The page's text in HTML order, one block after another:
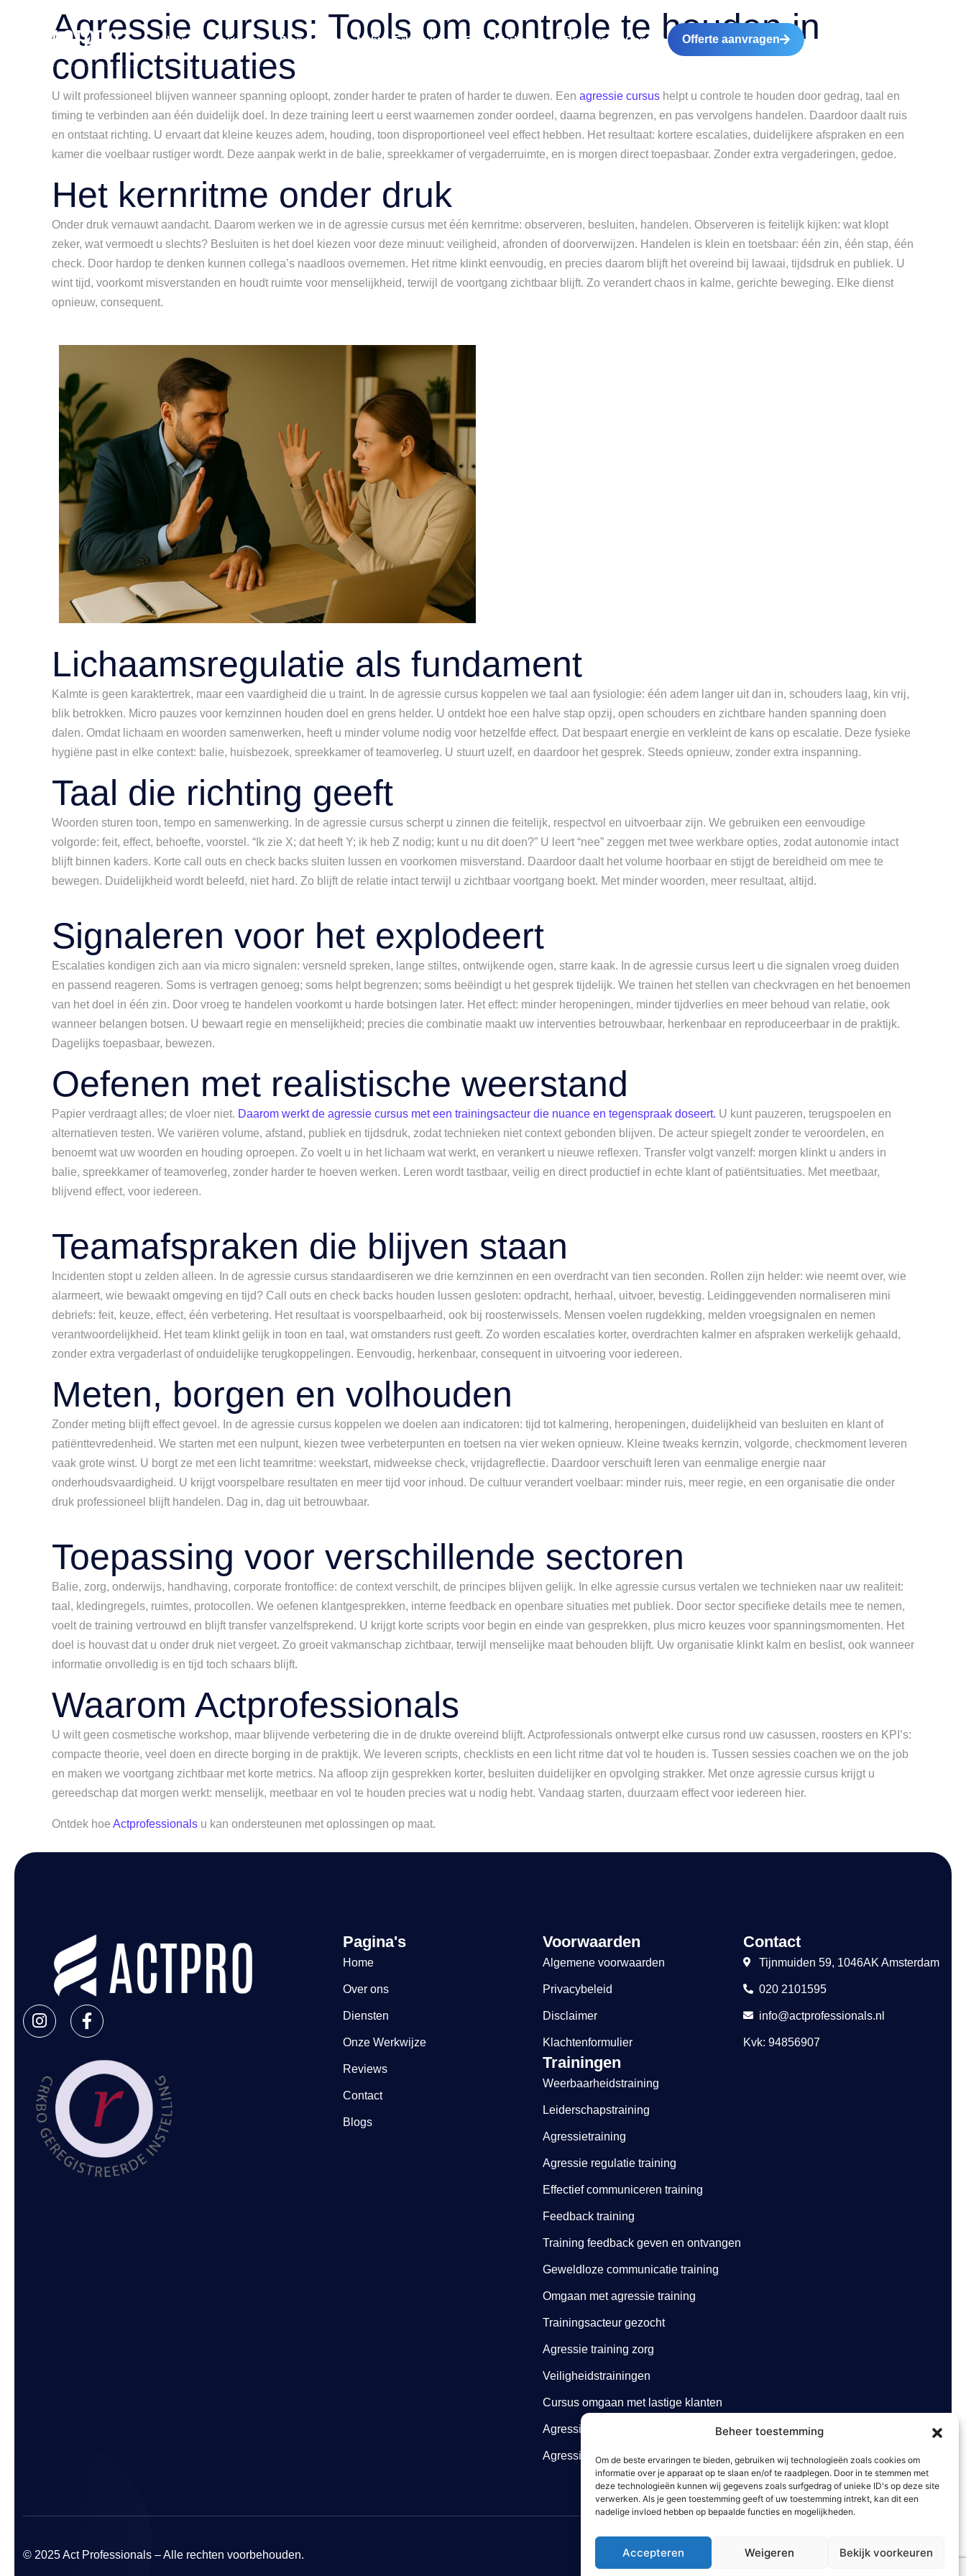
Beheer toestemming
Om de beste ervaringen te bieden, gebruiken wij technologieën zoals cookies om
informatie over je apparaat op te slaan en/of te raadplegen. Door in te stemmen met
deze technologieën kunnen wij gegevens zoals surfgedrag of unieke ID's op deze site
verwerken. Als je geen toestemming geeft of uw toestemming intrekt, kan dit een
nadelige invloed hebben op bepaalde functies en mogelijkheden.
Accepteren Weigeren Bekijk voorkeuren
Home Over ons Diensten Nobtra Erkenning Onze Werkwijze Reviews Contact Offerte aanvragen
Agressie cursus: Tools om controle te houden in
conflictsituaties
U wilt professioneel blijven wanneer spanning oploopt, zonder harder te praten of harder te duwen. Een agressie cursus helpt u controle te houden door gedrag, taal en
timing te verbinden aan één duidelijk doel. In deze training leert u eerst waarnemen zonder oordeel, daarna begrenzen, en pas vervolgens handelen. Daardoor daalt ruis
en ontstaat richting. U ervaart dat kleine keuzes adem, houding, toon disproportioneel veel effect hebben. Het resultaat: kortere escalaties, duidelijkere afspraken en een
kamer die voelbaar rustiger wordt. Deze aanpak werkt in de balie, spreekkamer of vergaderruimte, en is morgen direct toepasbaar. Zonder extra vergaderingen, gedoe.
Het kernritme onder druk
Onder druk vernauwt aandacht. Daarom werken we in de agressie cursus met één kernritme: observeren, besluiten, handelen. Observeren is feitelijk kijken: wat klopt
zeker, wat vermoedt u slechts? Besluiten is het doel kiezen voor deze minuut: veiligheid, afronden of doorverwijzen. Handelen is klein en toetsbaar: één zin, één stap, één
check. Door hardop te denken kunnen collega’s naadloos overnemen. Het ritme klinkt eenvoudig, en precies daarom blijft het overeind bij lawaai, tijdsdruk en publiek. U
wint tijd, voorkomt misverstanden en houdt ruimte voor menselijkheid, terwijl de voortgang zichtbaar blijft. Zo verandert chaos in kalme, gerichte beweging. Elke dienst
opnieuw, consequent.
Lichaamsregulatie als fundament
Kalmte is geen karaktertrek, maar een vaardigheid die u traint. In de agressie cursus koppelen we taal aan fysiologie: één adem langer uit dan in, schouders laag, kin vrij,
blik betrokken. Micro pauzes voor kernzinnen houden doel en grens helder. U ontdekt hoe een halve stap opzij, open schouders en zichtbare handen spanning doen
dalen. Omdat lichaam en woorden samenwerken, heeft u minder volume nodig voor hetzelfde effect. Dat bespaart energie en verkleint de kans op escalatie. Deze fysieke
hygiëne past in elke context: balie, huisbezoek, spreekkamer of teamoverleg. U stuurt uzelf, en daardoor het gesprek. Steeds opnieuw, zonder extra inspanning.
Taal die richting geeft
Woorden sturen toon, tempo en samenwerking. In de agressie cursus scherpt u zinnen die feitelijk, respectvol en uitvoerbaar zijn. We gebruiken een eenvoudige
volgorde: feit, effect, behoefte, voorstel. “Ik zie X; dat heeft Y; ik heb Z nodig; kunt u nu dit doen?” U leert “nee” zeggen met twee werkbare opties, zodat autonomie intact
blijft binnen kaders. Korte call outs en check backs sluiten lussen en voorkomen misverstand. Daardoor daalt het volume hoorbaar en stijgt de bereidheid om mee te
bewegen. Duidelijkheid wordt beleefd, niet hard. Zo blijft de relatie intact terwijl u zichtbaar voortgang boekt. Met minder woorden, meer resultaat, altijd.
Signaleren voor het explodeert
Escalaties kondigen zich aan via micro signalen: versneld spreken, lange stiltes, ontwijkende ogen, starre kaak. In de agressie cursus leert u die signalen vroeg duiden
en passend reageren. Soms is vertragen genoeg; soms helpt begrenzen; soms beëindigt u het gesprek tijdelijk. We trainen het stellen van checkvragen en het benoemen
van het doel in één zin. Door vroeg te handelen voorkomt u harde botsingen later. Het effect: minder heropeningen, minder tijdverlies en meer behoud van relatie, ook
wanneer belangen botsen. U bewaart regie en menselijkheid; precies die combinatie maakt uw interventies betrouwbaar, herkenbaar en reproduceerbaar in de praktijk.
Dagelijks toepasbaar, bewezen.
Oefenen met realistische weerstand
Papier verdraagt alles; de vloer niet. Daarom werkt de agressie cursus met een trainingsacteur die nuance en tegenspraak doseert. U kunt pauzeren, terugspoelen en
alternatieven testen. We variëren volume, afstand, publiek en tijdsdruk, zodat technieken niet context gebonden blijven. De acteur spiegelt zonder te veroordelen, en
benoemt wat uw woorden en houding oproepen. Zo voelt u in het lichaam wat werkt, en verankert u nieuwe reflexen. Transfer volgt vanzelf: morgen klinkt u anders in
balie, spreekkamer of teamoverleg, zonder harder te hoeven werken. Leren wordt tastbaar, veilig en direct productief in echte klant of patiëntsituaties. Met meetbaar,
blijvend effect, voor iedereen.
Teamafspraken die blijven staan
Incidenten stopt u zelden alleen. In de agressie cursus standaardiseren we drie kernzinnen en een overdracht van tien seconden. Rollen zijn helder: wie neemt over, wie
alarmeert, wie bewaakt omgeving en tijd? Call outs en check backs houden lussen gesloten: opdracht, herhaal, uitvoer, bevestig. Leidinggevenden normaliseren mini
debriefs: feit, keuze, effect, één verbetering. Het resultaat is voorspelbaarheid, ook bij roosterwissels. Mensen voelen rugdekking, melden vroegsignalen en nemen
verantwoordelijkheid. Het team klinkt gelijk in toon en taal, wat omstanders rust geeft. Zo worden escalaties korter, overdrachten kalmer en afspraken werkelijk gehaald,
zonder extra vergaderlast of onduidelijke terugkoppelingen. Eenvoudig, herkenbaar, consequent in uitvoering voor iedereen.
Meten, borgen en volhouden
Zonder meting blijft effect gevoel. In de agressie cursus koppelen we doelen aan indicatoren: tijd tot kalmering, heropeningen, duidelijkheid van besluiten en klant of
patiënttevredenheid. We starten met een nulpunt, kiezen twee verbeterpunten en toetsen na vier weken opnieuw. Kleine tweaks kernzin, volgorde, checkmoment leveren
vaak grote winst. U borgt ze met een licht teamritme: weekstart, midweekse check, vrijdagreflectie. Daardoor verschuift leren van eenmalige energie naar
onderhoudsvaardigheid. U krijgt voorspelbare resultaten en meer tijd voor inhoud. De cultuur verandert voelbaar: minder ruis, meer regie, en een organisatie die onder
druk professioneel blijft handelen. Dag in, dag uit betrouwbaar.
Toepassing voor verschillende sectoren
Balie, zorg, onderwijs, handhaving, corporate frontoffice: de context verschilt, de principes blijven gelijk. In elke agressie cursus vertalen we technieken naar uw realiteit:
taal, kledingregels, ruimtes, protocollen. We oefenen klantgesprekken, interne feedback en openbare situaties met publiek. Door sector specifieke details mee te nemen,
voelt de training vertrouwd en blijft transfer vanzelfsprekend. U krijgt korte scripts voor begin en einde van gesprekken, plus micro keuzes voor spanningsmomenten. Het
doel is houvast dat u onder druk niet vergeet. Zo groeit vakmanschap zichtbaar, terwijl menselijke maat behouden blijft. Uw organisatie klinkt kalm en beslist, ook wanneer
informatie onvolledig is en tijd toch schaars blijft.
Waarom Actprofessionals
U wilt geen cosmetische workshop, maar blijvende verbetering die in de drukte overeind blijft. Actprofessionals ontwerpt elke cursus rond uw casussen, roosters en KPI’s:
compacte theorie, veel doen en directe borging in de praktijk. We leveren scripts, checklists en een licht ritme dat vol te houden is. Tussen sessies coachen we on the job
en maken we voortgang zichtbaar met korte metrics. Na afloop zijn gesprekken korter, besluiten duidelijker en opvolging strakker. Met onze agressie cursus krijgt u
gereedschap dat morgen werkt: menselijk, meetbaar en vol te houden precies wat u nodig hebt. Vandaag starten, duurzaam effect voor iedereen hier.
Ontdek hoe Actprofessionals u kan ondersteunen met oplossingen op maat.
Pagina's
Home
Over ons
Diensten
Onze Werkwijze
Reviews
Contact
Blogs
Voorwaarden
Algemene voorwaarden
Privacybeleid
Disclaimer
Klachtenformulier
Trainingen
Weerbaarheidstraining
Leiderschapstraining
Agressietraining
Agressie regulatie training
Effectief communiceren training
Feedback training
Training feedback geven en ontvangen
Geweldloze communicatie training
Omgaan met agressie training
Trainingsacteur gezocht
Agressie training zorg
Veiligheidstrainingen
Cursus omgaan met lastige klanten
Agressie cursus
Agressietraining zorg
Contact
Tijnmuiden 59, 1046AK Amsterdam
020 2101595
info@actprofessionals.nl
Kvk: 94856907
© 2025 Act Professionals – Alle rechten voorbehouden. Website gemaakt doorArkdesign.nl